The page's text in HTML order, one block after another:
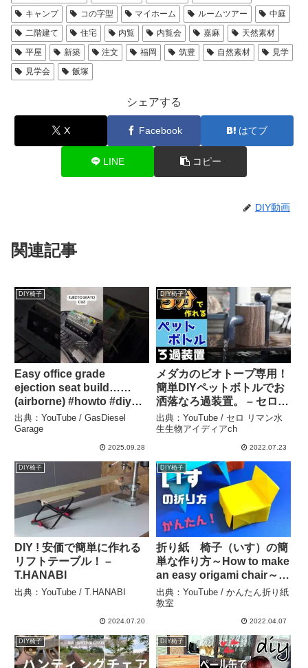
キャンプ
コの字型 マイホーム ルームツアー
中庭
二階建て
住宅 内覧 内覧会 嘉麻
天然素材
平屋
新築 注文 福岡 筑豊 自然素材
見学
見学会
飯塚
シェアする
X Facebook はてブ
LINE コピー
DIY動画
関連記事
DIY椅子
Easy office grade
ejection seat build……
(airborne) #howto #diy
#ejected – GasDiesel
Garage
出典：YouTube / GasDiesel
Garage
2025.09.28
DIY椅子
メダカのビオトープ専用！
簡単DIYペットボトルでお
洒落なろ過装置。 – セロ
リマン水生生物アイディア
ch
出典：YouTube / セロ リマン水
生生物アイディアch
2022.07.23
DIY椅子
DIY ! 安価で簡単に作れる
リフトテーブル！ –
T.HANABI
出典：YouTube / T.HANABI
2024.07.20
DIY椅子
折り紙 椅子（いす）の簡
単な作り方～How to make
an easy origami chair～ –
かんたん折り紙教室
出典：YouTube / かんたん折り紙
教室
2022.04.07
DIY椅子 DIY椅子